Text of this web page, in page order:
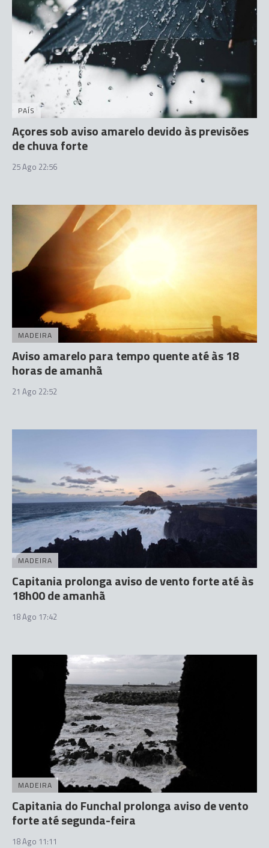
PAÍS
Açores sob aviso amarelo devido às previsões
de chuva forte
25 Ago 22:56
MADEIRA
Aviso amarelo para tempo quente até às 18
horas de amanhã
21 Ago 22:52
MADEIRA
Capitania prolonga aviso de vento forte até às
18h00 de amanhã
18 Ago 17:42
MADEIRA
Capitania do Funchal prolonga aviso de vento
forte até segunda-feira
18 Ago 11:11